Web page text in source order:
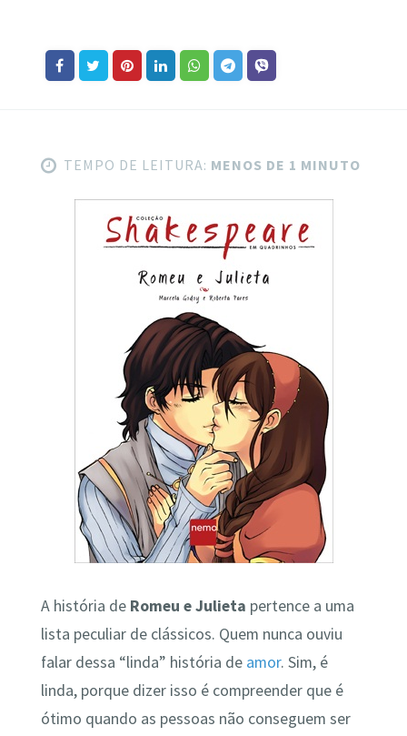
TEMPO DE LEITURA: MENOS DE 1 MINUTO
A história de Romeu e Julieta pertence a uma
lista peculiar de clássicos. Quem nunca ouviu
falar dessa “linda” história de amor. Sim, é
linda, porque dizer isso é compreender que é
ótimo quando as pessoas não conseguem ser